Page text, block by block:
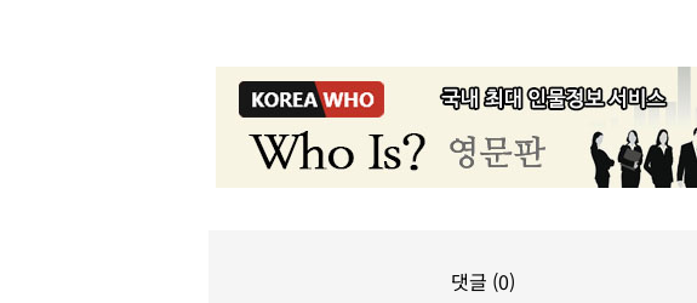
댓글 (0)